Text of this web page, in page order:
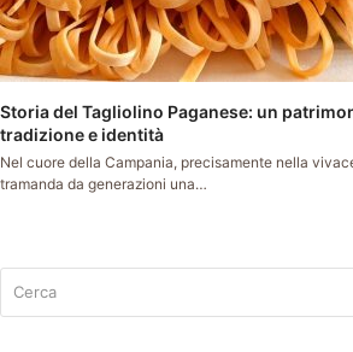
Storia del Tagliolino Paganese: un
tradizione e identità
Nel cuore della Campania, precisamente nella
tramanda da generazioni una…